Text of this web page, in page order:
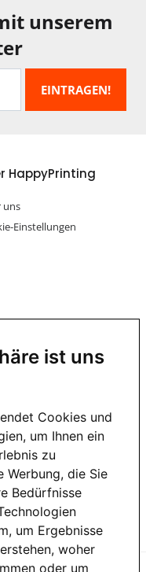
ist uns
Cookies und
um Ihnen ein
zu
Werbung, die Sie
Bedürfnisse
um Ergebnisse
woher
oder um
unserem
HappyPrinting
uns
Einstellungen